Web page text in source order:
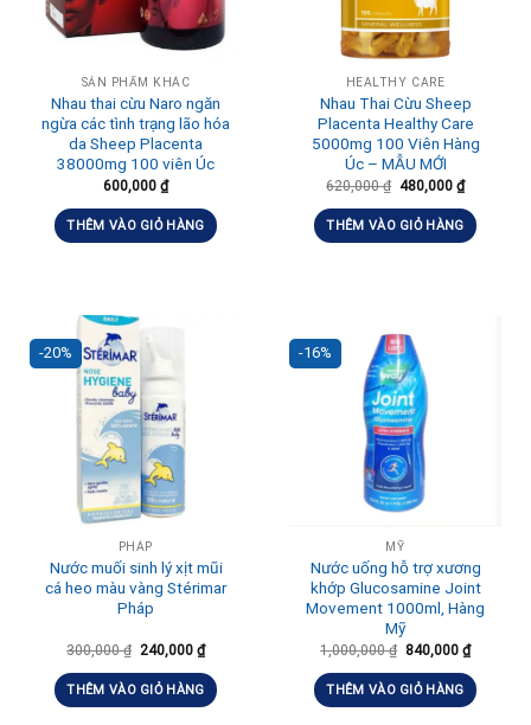
SẢN PHẨM KHÁC
Nhau thai cừu Naro ngăn
ngừa các tình trạng lão hóa
da Sheep Placenta
38000mg 100 viên Úc
600,000 ₫
THÊM VÀO GIỎ HÀNG
HEALTHY CARE
Nhau Thai Cừu Sheep
Placenta Healthy Care
5000mg 100 Viên Hàng
Úc – MẪU MỚI
620,000₫ 480,000 ₫
THÊM VÀO GIỎ HÀNG
-20%
PHÁP
Nước muối sinh lý xịt mũi
cá heo màu vàng Stérimar
Pháp
300,000₫ 240,000 ₫
THÊM VÀO GIỎ HÀNG
-16%
MỸ
Nước uống hỗ trợ xương
khớp Glucosamine Joint
Movement 1000ml, Hàng
Mỹ
1,000,000₫ 840,000 ₫
THÊM VÀO GIỎ HÀNG